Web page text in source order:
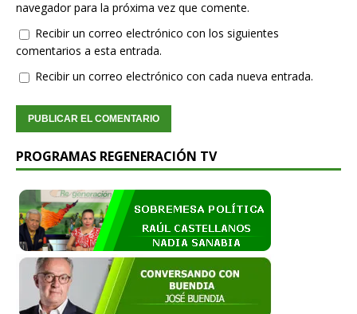
navegador para la próxima vez que comente.
Recibir un correo electrónico con los siguientes
comentarios a esta entrada.
Recibir un correo electrónico con cada nueva entrada.
PROGRAMAS REGENERACIÓN TV